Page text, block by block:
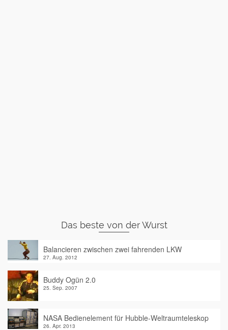
Das beste von der Wurst
Balancieren zwischen zwei fahrenden LKW
27. Aug. 2012
Buddy Ogün 2.0
25. Sep. 2007
NASA Bedienelement für Hubble-Weltraumteleskop
26. Apr. 2013